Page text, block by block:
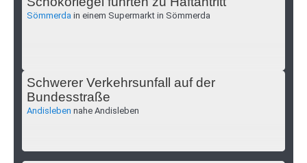
Sömmerda in einem Supermarkt in Sömmerda
Schwerer Verkehrsunfall auf der
Bundesstraße
Andisleben nahe Andisleben